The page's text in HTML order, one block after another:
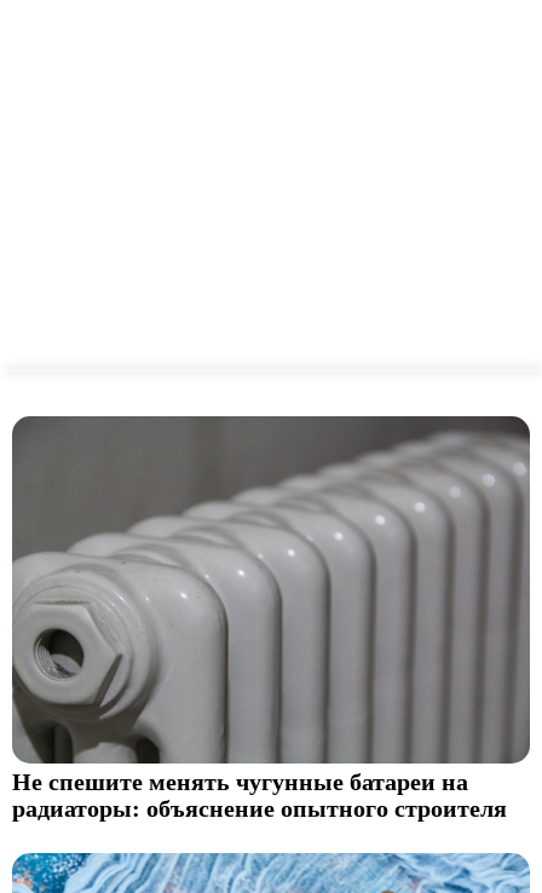
Не спешите менять чугунные батареи на
радиаторы: объяснение опытного строителя